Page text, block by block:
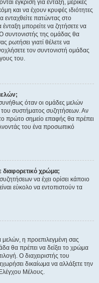
έγκριση για ένταξη, μερικές
και να έχουν κρυφές ιδιότητες
ενταχθείτε πατώντας στο
μπορείτε να ζητήσετε να
συντονιστής της ομάδας θα
ρωτήσει γιατί θέλετε να
τον συντονιστή ομάδας
του.
όταν οι ομάδες μελών
του συστήματος συζητήσεων. Αν
πρώτο σημείο επαφής θα πρέπει
του ένα προσωπικό
διαφορετικό χρώμα;
να έχει ορίσει κάποιο
εύκολο να εντοπιστούν τα
η προεπιλεγμένη σας
θα πρέπει να δείξει το χρώμα
Ο διαχειριστής του
δικαίωμα να αλλάξετε την
Μέλους.